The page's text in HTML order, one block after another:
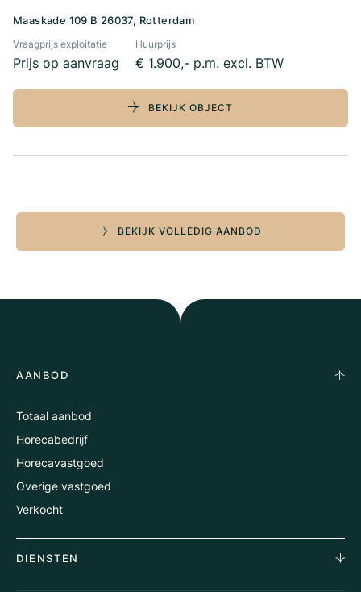
Maaskade 109 B 26037, Rotterdam
Vraagprijs exploitatie
Prijs op aanvraag
Huurprijs
€ 1.900,- p.m. excl. BTW
BEKIJK OBJECT
BEKIJK VOLLEDIG AANBOD
AANBOD
Totaal aanbod
Horecabedrijf
Horecavastgoed
Overige vastgoed
Verkocht
DIENSTEN